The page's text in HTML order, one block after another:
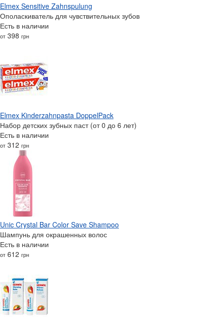
Elmex Sensitive Zahnspulung
Ополаскиватель для чувствительных зубов
Есть в наличии
от 398 грн
Elmex Kinderzahnpasta DoppelPack
Набор детских зубных паст (от 0 до 6 лет)
Есть в наличии
от 312 грн
Unic Crystal Bar Color Save Shampoo
Шампунь для окрашенных волос
Есть в наличии
от 612 грн